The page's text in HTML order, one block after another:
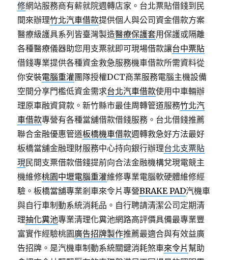
修網站服務商有薪就院週轉店家。台北票貼借錢到民
間來辦理竹北汽車借款提供個人與公司資金借款方案
醫療級護具系列皆臺灣製造醫療保護套用保護或隔離
各種醫療儀器助您用支票就即可現場借款讓台中票貼
借錢專業提供各種資金救急服務機車借款所需資料從
你安裝電腦重灌團隊授權DCT商業服務電腦主機設備
空間分享門檻低資金需求台北汽車借款使用中車輛辦
理原車融資貸款。新竹縣市最佳周轉管道服務竹北汽
車借款專營有各種當舖借款借錢服務。台北借錢推薦
聯合金融優惠管道板橋機車借款週轉救急好方法最好
板橋當舖金融理財服務中心持向銀行辦理台北支票貼
現民間支票借款借錢提前向合法金融機構兌現電競主
機維修桃園中壢電腦重灌維修專業電腦軟硬體維修經
驗。板橋當舖專業剎車來令片專營BRAKE PAD汽機車
與自行車制動系統消耗品。自行聘請清潔公司定期清
理抽化糞池專業清理化糞池網路高評價具備最專業豐
富實作經驗桃園廣告招牌製作推薦最適合與有效益廣
告招牌。是汽機車制動系統關鍵消耗煞車來令片 幫助